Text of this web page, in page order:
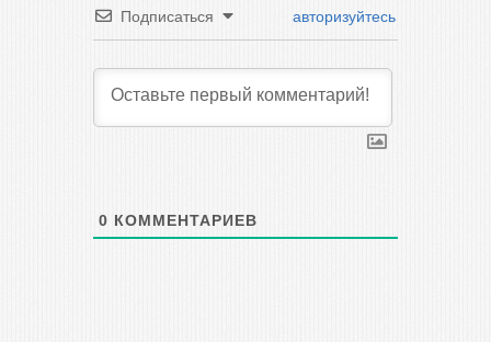
Подписаться авторизуйтесь
0 КОММЕНТАРИЕВ